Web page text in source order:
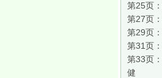
第25页：
第27页：
第29页：
第31页：
第33页：
健